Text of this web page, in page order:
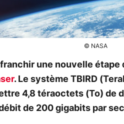
© NASA
franchir une nouvelle
. Le système TBIRD
4,8 téraoctets (To) de
de 200 gigabits par